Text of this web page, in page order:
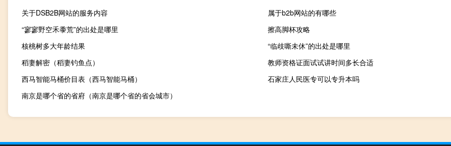
关于DSB2B网站的服务内容
属于b2b网站的有哪些
“寥寥野空禾黍荒”的出处是哪里
擦高脚杯攻略
核桃树多大年龄结果
“临歧嘶未休”的出处是哪里
稻妻解密（稻妻钓鱼点）
教师资格证面试试讲时间多长合适
西马智能马桶价目表（西马智能马桶）
石家庄人民医专可以专升本吗
南京是哪个省的省府（南京是哪个省的省会城市）